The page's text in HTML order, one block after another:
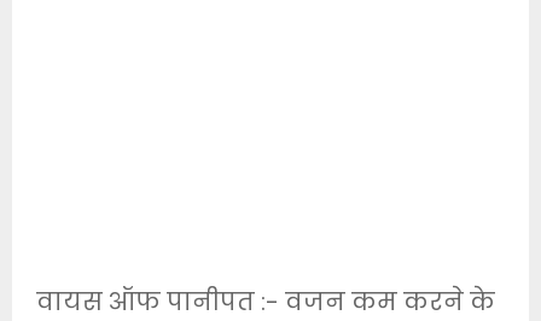
वायस ऑफ पानीपत :- वजन कम करने के